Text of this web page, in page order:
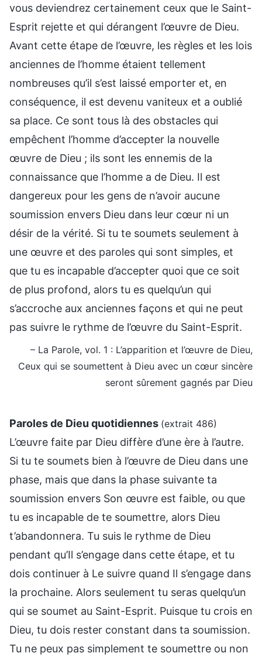
vous deviendrez certainement ceux que le Saint-
Esprit rejette et qui dérangent l’œuvre de Dieu.
Avant cette étape de l’œuvre, les règles et les lois
anciennes de l’homme étaient tellement
nombreuses qu’il s’est laissé emporter et, en
conséquence, il est devenu vaniteux et a oublié
sa place. Ce sont tous là des obstacles qui
empêchent l’homme d’accepter la nouvelle
œuvre de Dieu ; ils sont les ennemis de la
connaissance que l’homme a de Dieu. Il est
dangereux pour les gens de n’avoir aucune
soumission envers Dieu dans leur cœur ni un
désir de la vérité. Si tu te soumets seulement à
une œuvre et des paroles qui sont simples, et
que tu es incapable d’accepter quoi que ce soit
de plus profond, alors tu es quelqu’un qui
s’accroche aux anciennes façons et qui ne peut
pas suivre le rythme de l’œuvre du Saint-Esprit.
– La Parole, vol. 1 : L’apparition et l’œuvre de Dieu,
Ceux qui se soumettent à Dieu avec un cœur sincère
seront sûrement gagnés par Dieu
Paroles de Dieu quotidiennes (extrait 486)
L’œuvre faite par Dieu diffère d’une ère à l’autre.
Si tu te soumets bien à l’œuvre de Dieu dans une
phase, mais que dans la phase suivante ta
soumission envers Son œuvre est faible, ou que
tu es incapable de te soumettre, alors Dieu
t’abandonnera. Tu suis le rythme de Dieu
pendant qu’Il s’engage dans cette étape, et tu
dois continuer à Le suivre quand Il s’engage dans
la prochaine. Alors seulement tu seras quelqu’un
qui se soumet au Saint-Esprit. Puisque tu crois en
Dieu, tu dois rester constant dans ta soumission.
Tu ne peux pas simplement te soumettre ou non